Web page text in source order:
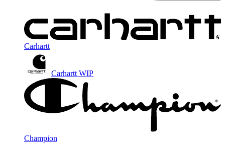
Carhartt
Carhartt WIP
Champion